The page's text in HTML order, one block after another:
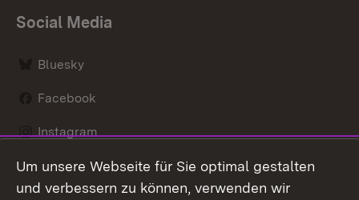
Social Media
Bluesky
Facebook
Instagram
LinkedIn
Um unsere Webseite für Sie optimal gestalten
und verbessern zu können, verwenden wir